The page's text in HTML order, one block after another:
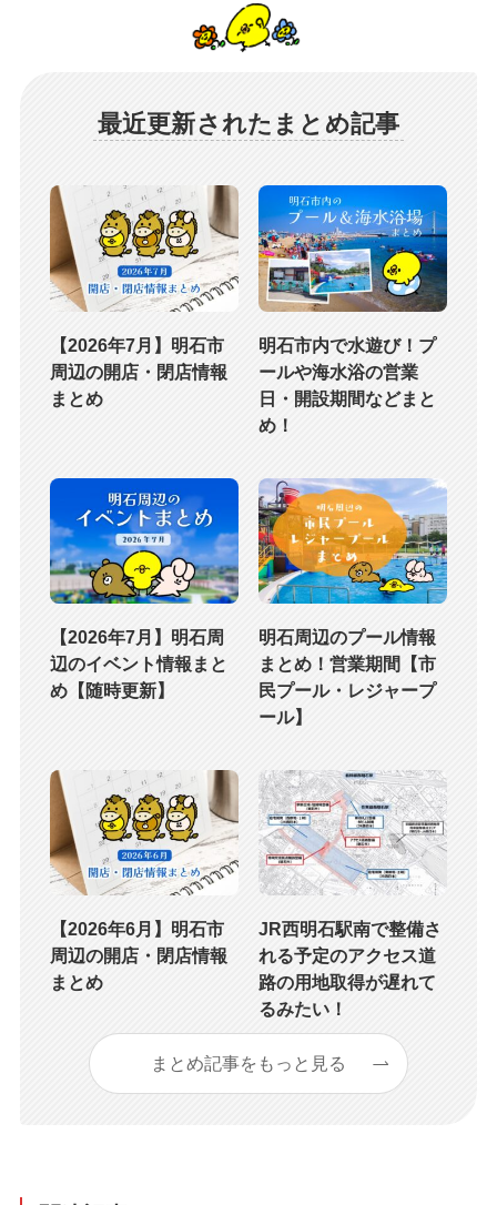
最近更新されたまとめ記事
【2026年7月】明石市
周辺の開店・閉店情報
まとめ
明石市内で水遊び！プ
ールや海水浴の営業
日・開設期間などまと
め！
【2026年7月】明石周
辺のイベント情報まと
め【随時更新】
明石周辺のプール情報
まとめ！営業期間【市
民プール・レジャープ
ール】
【2026年6月】明石市
周辺の開店・閉店情報
まとめ
JR西明石駅南で整備さ
れる予定のアクセス道
路の用地取得が遅れて
るみたい！
まとめ記事をもっと見る